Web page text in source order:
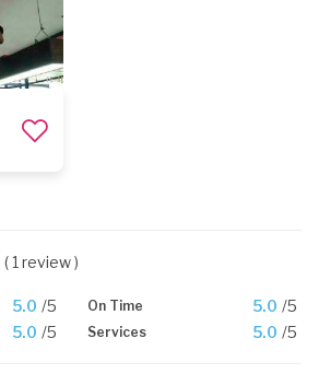
( 1 review )
5.0 /5 On Time 5.0 /5
5.0 /5 Services 5.0 /5